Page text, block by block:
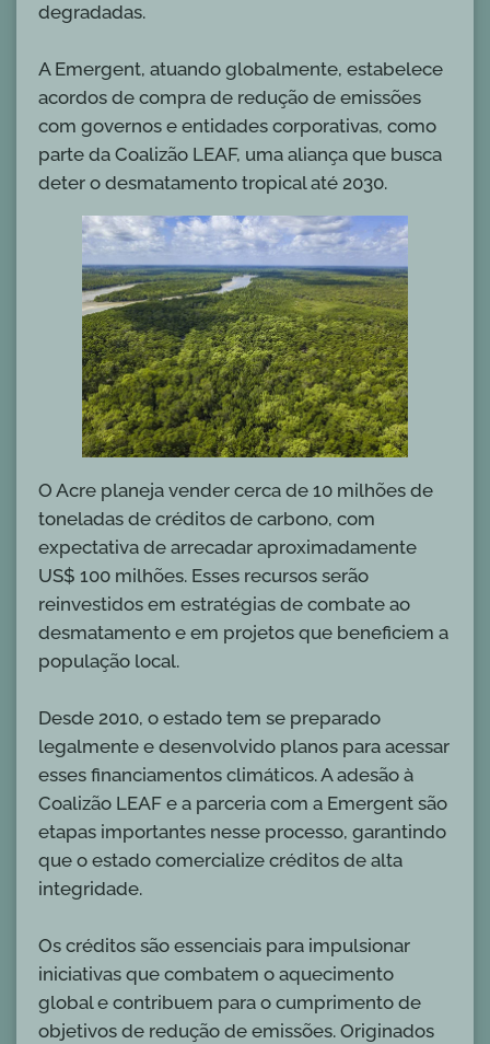
degradadas.
A Emergent, atuando globalmente, estabelece
acordos de compra de redução de emissões
com governos e entidades corporativas, como
parte da Coalizão LEAF, uma aliança que busca
deter o desmatamento tropical até 2030.
O Acre planeja vender cerca de 10 milhões de
toneladas de créditos de carbono, com
expectativa de arrecadar aproximadamente
US$ 100 milhões. Esses recursos serão
reinvestidos em estratégias de combate ao
desmatamento e em projetos que beneficiem a
população local.
Desde 2010, o estado tem se preparado
legalmente e desenvolvido planos para acessar
esses financiamentos climáticos. A adesão à
Coalizão LEAF e a parceria com a Emergent são
etapas importantes nesse processo, garantindo
que o estado comercialize créditos de alta
integridade.
Os créditos são essenciais para impulsionar
iniciativas que combatem o aquecimento
global e contribuem para o cumprimento de
objetivos de redução de emissões. Originados